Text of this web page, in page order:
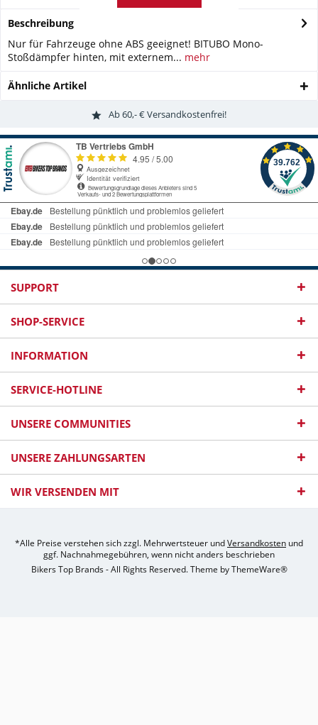
Beschreibung
Nur für Fahrzeuge ohne ABS geeignet! BITUBO Mono-
Stoßdämpfer hinten, mit externem... mehr
Ähnliche Artikel
Ab 60,- € Versandkostenfrei!
SUPPORT
SHOP-SERVICE
INFORMATION
SERVICE-HOTLINE
UNSERE COMMUNITIES
UNSERE ZAHLUNGSARTEN
WIR VERSENDEN MIT
*Alle Preise verstehen sich zzgl. Mehrwertsteuer undVersandkosten und
ggf. Nachnahmegebühren, wenn nicht anders beschrieben
Bikers Top Brands - All Rights Reserved. Theme byThemeWare®